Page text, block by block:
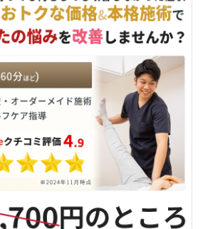
記入
セリングシートを記入していただ
明いたします。